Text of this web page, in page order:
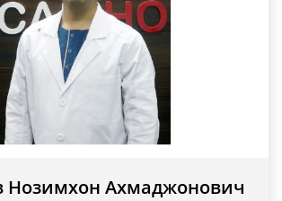
Нозимхон Ахмаджонович